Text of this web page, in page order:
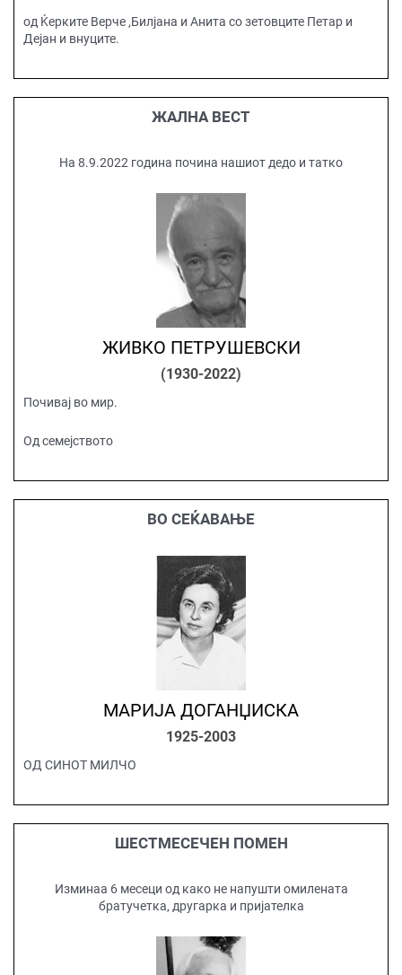
од Ќерките Верче ,Билјана и Анита со зетовците Петар и
Дејан и внуците.
ЖАЛНА ВЕСТ
На 8.9.2022 година почина нашиот дедо и татко
ЖИВКО ПЕТРУШЕВСКИ
(1930-2022)
Почивај во мир.
Од семејството
ВО СЕЌАВАЊЕ
МАРИЈА ДОГАНЏИСКА
1925-2003
ОД СИНОТ МИЛЧО
ШЕСТМЕСЕЧЕН ПОМЕН
Изминаа 6 месеци од како не напушти омилената
братучетка, другарка и пријателка